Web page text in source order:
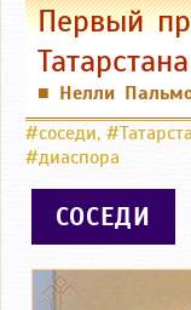
Первый
■ Нелли
#соседи,
#диаспора
СОСЕДИ